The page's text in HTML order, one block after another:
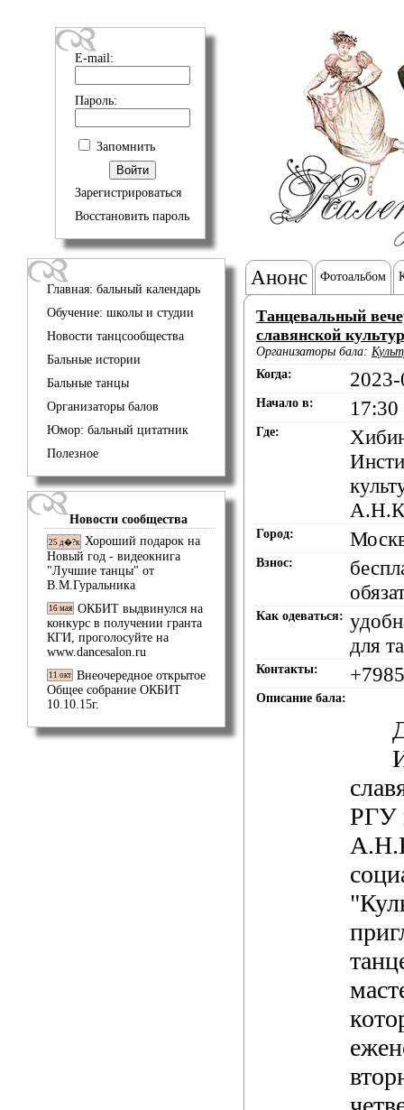
E-mail:
Пароль:
Запомнить
Зарегистрироваться
Восстановить пароль
Главная: бальный календарь
Обучение: школы и студии
Новости танцсообщества
Бальные истории
Бальные танцы
Организаторы балов
Юмор: бальный цитатник
Полезное
Новости сообщества
25 д�?к Хороший подарок на
Новый год - видеокнига
"Лучшие танцы" от
В.М.Гуральника
16 мая ОКБИТ выдвинулся на
конкурс в получении гранта
КГИ, проголосуйте на
www.dancesalon.ru
11 окт Внеочередное открытое
Общее собрание ОКБИТ
10.10.15г.
Анонс Фотоальбом
Танцевальный
славянской
Организаторы бала:
Когда:
Начало в: 17:30
Где:
Город:
Взнос:
Как одеваться:
для
Контакты:
Описание бала:
РГУ